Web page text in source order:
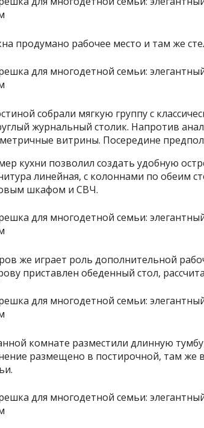
продумано рабочее место и там же
собрали мягкую группу с
журнальный столик. Напротив
витрины. Посередине
кухни позволил создать удобную
линейная, с колоннами по обеим
шкафом и СВЧ.
же играет роль дополнительной
приставлен обеденный стол,
комнате разместили длинную
размещено в постирочной, там же